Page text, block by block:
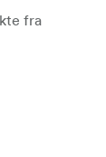
fra